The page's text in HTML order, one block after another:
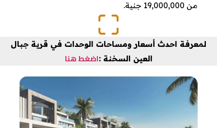
من 19,000,000 جنية.
لمعرفة احدث أسعار ومساحات الوحدات في قرية جبال
العين السخنة :اضغط هنا